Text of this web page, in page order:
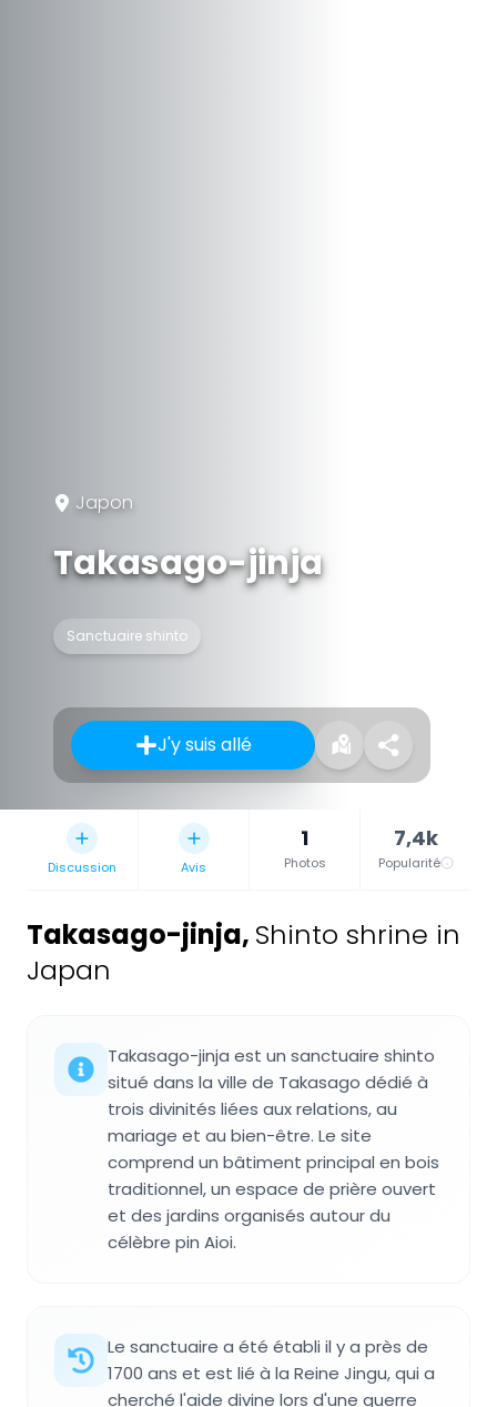
Japon
Takasago-jinja
Sanctuaire shinto
J'y suis allé
Discussion Avis
1
Photos
7,4k
Popularité
Takasago-jinja, Shinto shrine in
Japan
Takasago-jinja est un sanctuaire shinto
situé dans la ville de Takasago dédié à
trois divinités liées aux relations, au
mariage et au bien-être. Le site
comprend un bâtiment principal en bois
traditionnel, un espace de prière ouvert
et des jardins organisés autour du
célèbre pin Aioi.
Le sanctuaire a été établi il y a près de
1700 ans et est lié à la Reine Jingu, qui a
cherché l'aide divine lors d'une guerre